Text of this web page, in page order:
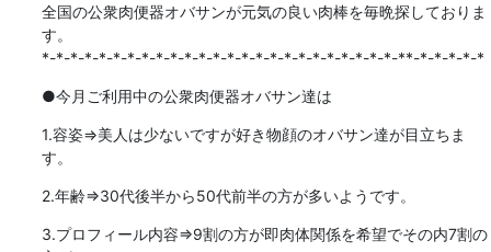
全国の公衆肉便器オバサンが元気の良い肉棒を毎晩探しておりま
す。
*-*-*-*-*-*-*-*-*-*-*-*-*-*-*-*-*-*-*-*-*-*-*-*-*-**-*-*-*-*-*
●今月ご利用中の公衆肉便器オバサン達は
1.容姿⇒美人は少ないですが好き物顔のオバサン達が目立ちま
す。
2.年齢⇒30代後半から50代前半の方が多いようです。
3.プロフィール内容⇒9割の方が即肉体関係を希望でその内7割の